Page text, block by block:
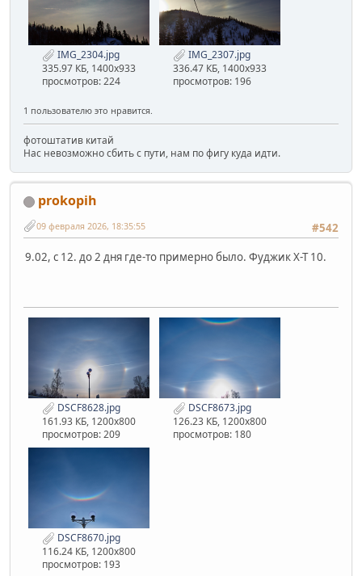
IMG_2304.jpg
335.97 КБ, 1400x933
просмотров: 224
IMG_2307.jpg
336.47 КБ, 1400x933
просмотров: 196
1 пользователю это нравится.
фотоштатив китай
Нас невозможно сбить с пути, нам по фигу куда идти.
prokopih
#542
09 февраля 2026, 18:35:55
9.02, с 12. до 2 дня где-то примерно было. Фуджик Х-Т 10.
DSCF8628.jpg
161.93 КБ, 1200x800
просмотров: 209
DSCF8673.jpg
126.23 КБ, 1200x800
просмотров: 180
DSCF8670.jpg
116.24 КБ, 1200x800
просмотров: 193